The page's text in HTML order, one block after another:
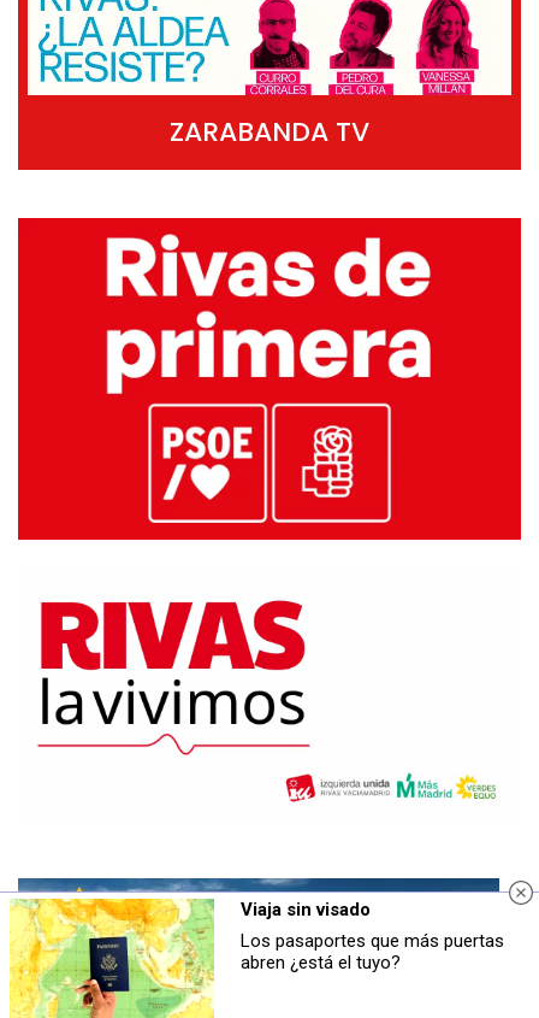
ZARABANDA TV
Viaja sin visado
Los pasaportes que más puertas
abren ¿está el tuyo?